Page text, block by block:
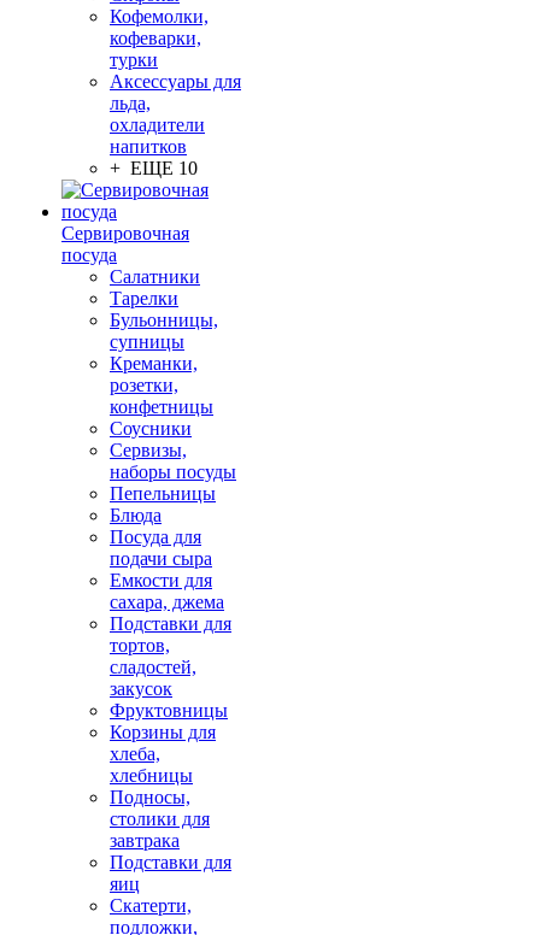
Кофемолки,
кофеварки,
турки
Аксессуары для
льда,
охладители
напитков
+ ЕЩЕ 10
Сервировочная
посуда
Салатники
Тарелки
Бульонницы,
супницы
Креманки,
розетки,
конфетницы
Соусники
Сервизы,
наборы посуды
Пепельницы
Блюда
Посуда для
подачи сыра
Емкости для
сахара, джема
Подставки для
тортов,
сладостей,
закусок
Фруктовницы
Корзины для
хлеба,
хлебницы
Подносы,
столики для
завтрака
Подставки для
яиц
Скатерти,
подложки,